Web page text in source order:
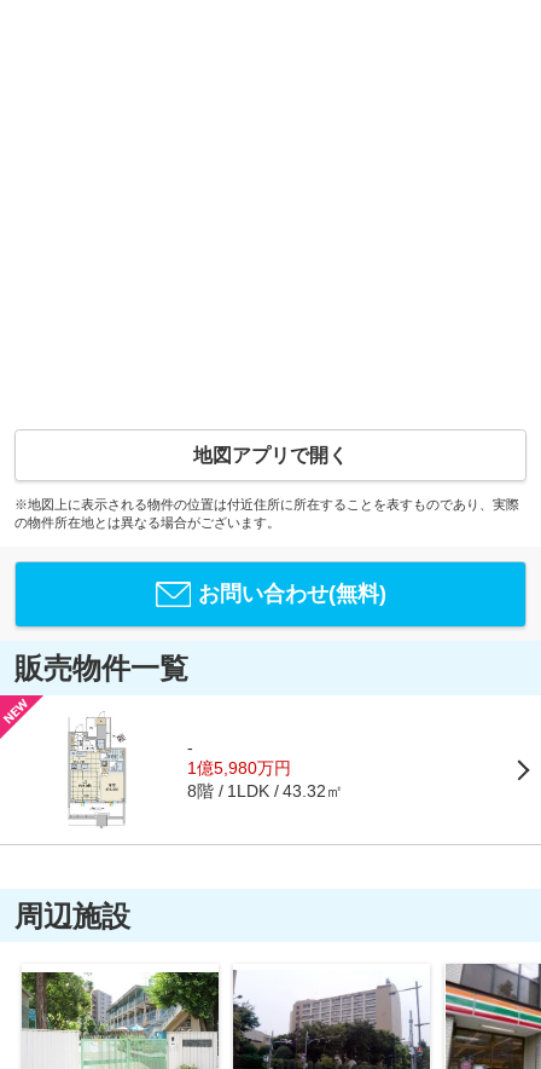
地図アプリで開く
※地図上に表示される物件の位置は付近住所に所在することを表すものであり、実際
の物件所在地とは異なる場合がございます。
お問い合わせ(無料)
販売物件一覧
-
1億5,980万円
8階 1LDK 43.32㎡
周辺施設